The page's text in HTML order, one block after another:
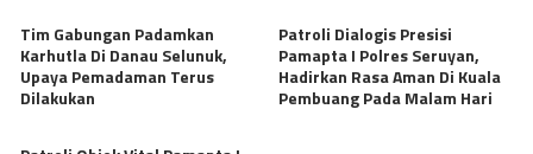
Tim Gabungan Padamkan
Karhutla Di Danau Selunuk,
Upaya Pemadaman Terus
Dilakukan
Patroli Dialogis Presisi
Pamapta I Polres Seruyan,
Hadirkan Rasa Aman Di Kuala
Pembuang Pada Malam Hari